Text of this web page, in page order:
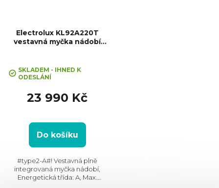
Electrolux KL92A220T
vestavná myčka nádobí
SKLADEM - IHNED K
ODESLÁNÍ
23 990 Kč
Do košíku
#type2-A#! Vestavná plně
integrovaná myčka nádobí,
Energetická třída: A, Max.